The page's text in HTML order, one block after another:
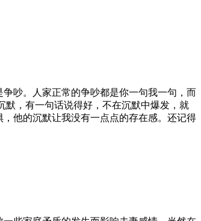
吵。人家正常的争吵都是你一句我一句，而
默，有一句话说得好，不在沉默中爆发，就
他的沉默让我没有一点点的存在感。还记得